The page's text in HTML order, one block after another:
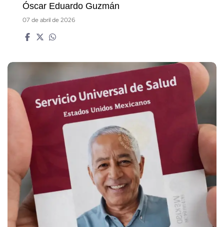
Óscar Eduardo Guzmán
07 de abril de 2026